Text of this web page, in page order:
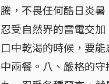
騰，不畏任何酷日炎
忍受自然界的雷電交
口中乾渴的時候，要
中兩餐。八、嚴格的